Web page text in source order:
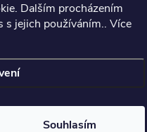
Dalším procházením
s jejich používáním.. Více
Souhlasím